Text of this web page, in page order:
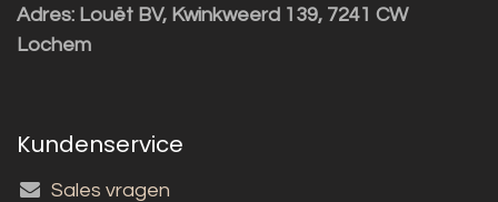
Adres: Louët BV, Kwinkweerd 139, 7241 CW
Lochem
Kundenservice
Sales vragen